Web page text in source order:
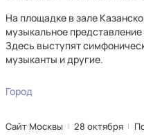
На площадке в зале
музыкальное
Здесь выступят
музыканты и другие.
Город
Сайт Москвы 28 октября